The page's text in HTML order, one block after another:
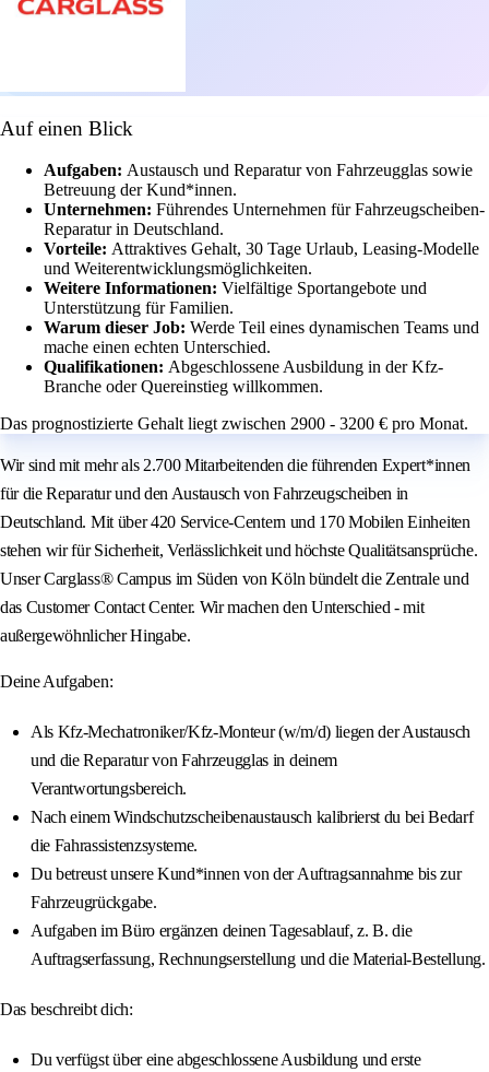
Auf einen Blick
Aufgaben: Austausch und Reparatur von Fahrzeugglas sowie
Betreuung der Kund*innen.
Unternehmen: Führendes Unternehmen für Fahrzeugscheiben-
Reparatur in Deutschland.
Vorteile: Attraktives Gehalt, 30 Tage Urlaub, Leasing-Modelle
und Weiterentwicklungsmöglichkeiten.
Weitere Informationen: Vielfältige Sportangebote und
Unterstützung für Familien.
Warum dieser Job: Werde Teil eines dynamischen Teams und
mache einen echten Unterschied.
Qualifikationen: Abgeschlossene Ausbildung in der Kfz-
Branche oder Quereinstieg willkommen.
Das prognostizierte Gehalt liegt zwischen 2900 - 3200 € pro Monat.
Wir sind mit mehr als 2.700 Mitarbeitenden die führenden Expert*innen
für die Reparatur und den Austausch von Fahrzeugscheiben in
Deutschland. Mit über 420 Service-Centern und 170 Mobilen Einheiten
stehen wir für Sicherheit, Verlässlichkeit und höchste Qualitätsansprüche.
Unser Carglass® Campus im Süden von Köln bündelt die Zentrale und
das Customer Contact Center. Wir machen den Unterschied - mit
außergewöhnlicher Hingabe.
Deine Aufgaben:
Als Kfz-Mechatroniker/Kfz-Monteur (w/m/d) liegen der Austausch
und die Reparatur von Fahrzeugglas in deinem
Verantwortungsbereich.
Nach einem Windschutzscheibenaustausch kalibrierst du bei Bedarf
die Fahrassistenzsysteme.
Du betreust unsere Kund*innen von der Auftragsannahme bis zur
Fahrzeugrückgabe.
Aufgaben im Büro ergänzen deinen Tagesablauf, z. B. die
Auftragserfassung, Rechnungserstellung und die Material-Bestellung.
Das beschreibt dich:
Du verfügst über eine abgeschlossene Ausbildung und erste